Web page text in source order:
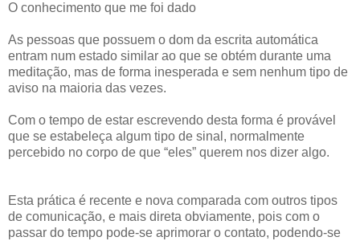
O conhecimento que me foi dado
As pessoas que possuem o dom da escrita automática
entram num estado similar ao que se obtém durante uma
meditação, mas de forma inesperada e sem nenhum tipo de
aviso na maioria das vezes.
Com o tempo de estar escrevendo desta forma é provável
que se estabeleça algum tipo de sinal, normalmente
percebido no corpo de que “eles” querem nos dizer algo.
Esta prática é recente e nova comparada com outros tipos
de comunicação, e mais direta obviamente, pois com o
passar do tempo pode-se aprimorar o contato, podendo-se